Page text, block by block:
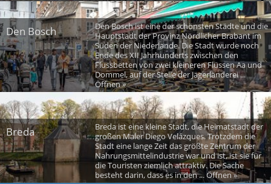
Den Bosch
Den Bosch ist eine der schönsten Städte und die
Hauptstadt der Provinz Nördlicher Brabant im
Süden der Niederlande. Die Stadt wurde noch
Ende des XII Jahrhunderts zwischen den
Flussbetten von zwei kleineren Flüssen Aa und
Dommel, auf der Stelle der Jägerländerei ...
Öffnen »
Breda
Breda ist eine kleine Stadt, die Heimatstadt der
großen Maler Diego Velázques. Trotzdem die
Stadt eine lange Zeit das größte Zentrum der
Nahrungsmittelindustrie war und ist, ist sie für
die Touristen ziemlich attraktiv. Die Sache
besteht darin, dass es in den ... Öffnen »